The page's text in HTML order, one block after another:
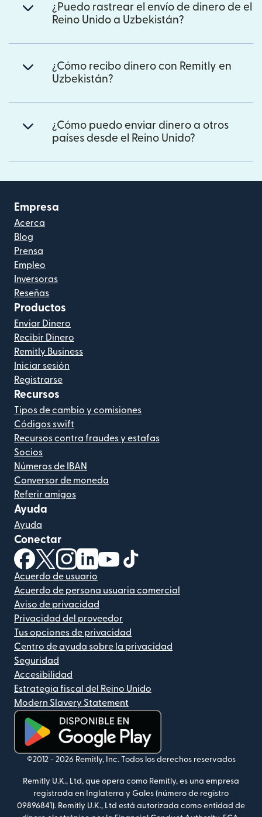
¿Puedo rastrear el envío de dinero de el
Reino Unido a Uzbekistán?
¿Cómo recibo dinero con Remitly en
Uzbekistán?
¿Cómo puedo enviar dinero a otros
países desde el Reino Unido?
Empresa
Acerca
Blog
Prensa
Empleo
Inversoras
Reseñas
Productos
Enviar Dinero
Recibir Dinero
Remitly Business
Iniciar sesión
Registrarse
Recursos
Tipos de cambio y comisiones
Códigos swift
Recursos contra fraudes y estafas
Socios
Números de IBAN
Conversor de moneda
Referir amigos
Ayuda
Ayuda
Conectar
(se abre en una ventana nueva)
(se abre en una ventana nueva)
(se abre en una ventana nueva)
(se abre en una ventana nueva)
(se abre en una ventana nueva)
Acuerdo de usuario
Acuerdo de persona usuaria comercial
Aviso de privacidad
Privacidad del proveedor
Tus opciones de privacidad
Centro de ayuda sobre la privacidad
Seguridad
Accesibilidad
Estrategia fiscal del Reino Unido
Modern Slavery Statement
(se abre en una ventana nueva)
©2012 - 2026 Remitly, Inc. Todos los derechos reservados
Remitly U.K., Ltd, que opera como Remitly, es una empresa
registrada en Inglaterra y Gales (número de registro
09896841). Remitly U.K., Ltd está autorizada como entidad de